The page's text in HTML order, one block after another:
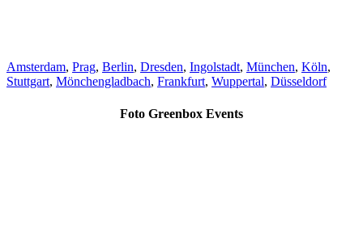
Amsterdam, Prag, Berlin, Dresden, Ingolstadt, München, Köln,
Stuttgart, Mönchengladbach, Frankfurt, Wuppertal, Düsseldorf
Foto Greenbox Events